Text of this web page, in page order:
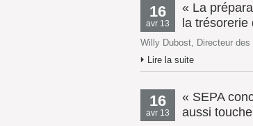
16
avr 13
« La
la
Willy Dubost, Directeur
Lire la suite
16
avr 13
« SEPA
aussi